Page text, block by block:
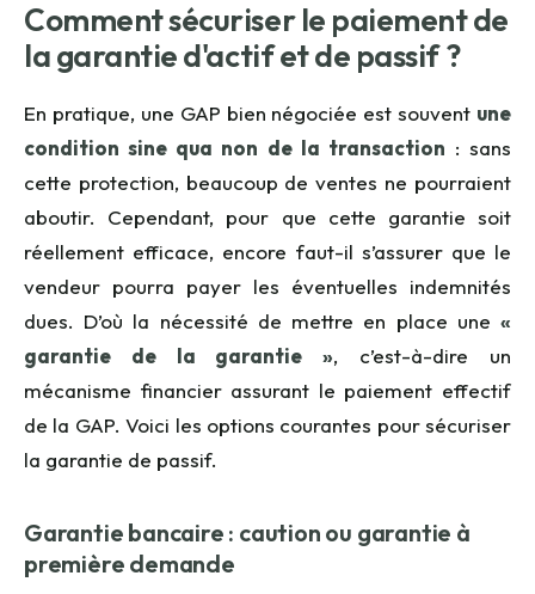
Comment sécuriser le paiement de
la garantie d'actif et de passif ?
En pratique, une GAP bien négociée est souvent une
condition sine qua non de la transaction : sans
cette protection, beaucoup de ventes ne pourraient
aboutir. Cependant, pour que cette garantie soit
réellement efficace, encore faut-il s’assurer que le
vendeur pourra payer les éventuelles indemnités
dues. D’où la nécessité de mettre en place une «
garantie de la garantie », c’est-à-dire un
mécanisme financier assurant le paiement effectif
de la GAP. Voici les options courantes pour sécuriser
la garantie de passif.
Garantie bancaire : caution ou garantie à
première demande